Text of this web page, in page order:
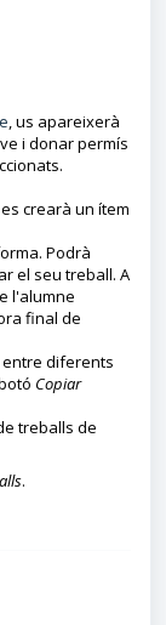
, us apareixerà
i donar permís
crearà un ítem
Podrà
el seu treball. A
l'alumne
final de
diferents
Copiar
treballs de
.